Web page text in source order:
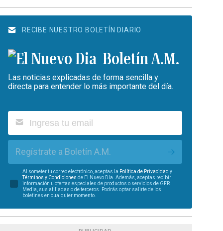
RECIBE NUESTRO BOLETÍN DIARIO
Boletín A.M.
Las noticias explicadas de forma sencilla y
directa para entender lo más importante del día.
Regístrate a Boletín A.M.
Al someter tu correo electrónico, aceptas la Política de Privacidad y
Términos y Condiciones de El Nuevo Día. Además, aceptas recibir
información u ofertas especiales de productos o servicios de GFR
Media, sus afiliadas o de terceros. Podrás optar salirte de los
boletines en cualquier momento.